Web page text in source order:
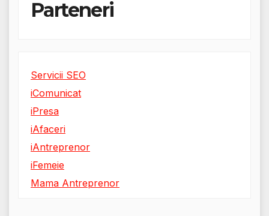
Parteneri
Servicii SEO
iComunicat
iPresa
iAfaceri
iAntreprenor
iFemeie
Mama Antreprenor